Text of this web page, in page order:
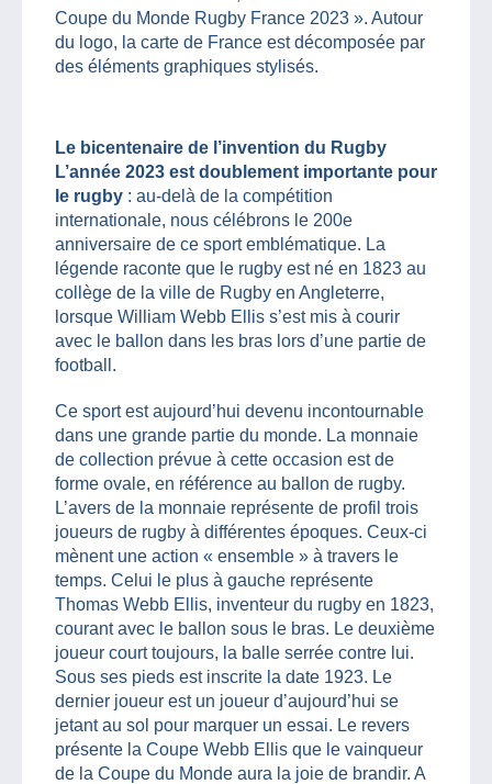
Coupe du Monde Rugby France 2023 ». Autour
du logo, la carte de France est décomposée par
des éléments graphiques stylisés.
Le bicentenaire de l’invention du Rugby
L’année 2023 est doublement importante pour
le rugby : au-delà de la compétition
internationale, nous célébrons le 200e
anniversaire de ce sport emblématique. La
légende raconte que le rugby est né en 1823 au
collège de la ville de Rugby en Angleterre,
lorsque William Webb Ellis s’est mis à courir
avec le ballon dans les bras lors d’une partie de
football.
Ce sport est aujourd’hui devenu incontournable
dans une grande partie du monde. La monnaie
de collection prévue à cette occasion est de
forme ovale, en référence au ballon de rugby.
L’avers de la monnaie représente de profil trois
joueurs de rugby à différentes époques. Ceux-ci
mènent une action « ensemble » à travers le
temps. Celui le plus à gauche représente
Thomas Webb Ellis, inventeur du rugby en 1823,
courant avec le ballon sous le bras. Le deuxième
joueur court toujours, la balle serrée contre lui.
Sous ses pieds est inscrite la date 1923. Le
dernier joueur est un joueur d’aujourd’hui se
jetant au sol pour marquer un essai. Le revers
présente la Coupe Webb Ellis que le vainqueur
de la Coupe du Monde aura la joie de brandir. A